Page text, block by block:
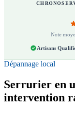
Note
Artisans
Dépannage local
Serrurier en
intervention